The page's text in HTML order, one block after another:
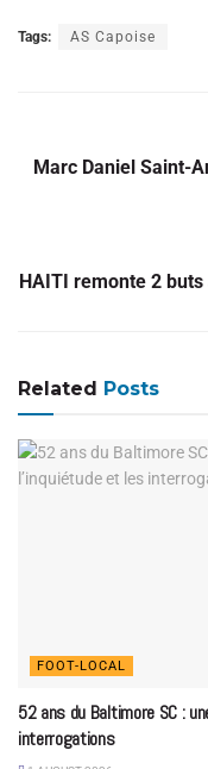
Tags: AS Capoise
Marc Daniel Saint-
HAITI remonte 2
Related Posts
FOOT-LOCAL
52 ans du Baltimore SC :
interrogations